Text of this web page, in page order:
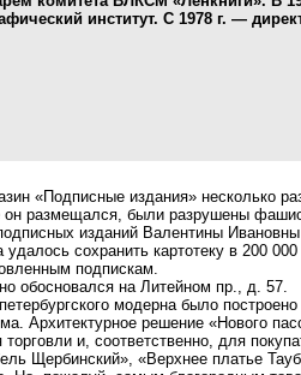
институт. С 1978 г. —
«Подписные издания» несколько
он размещался, были разрушены
изданий Валентины
удалось сохранить картотеку в 200
подпискам.
обосновался на Литейном пр., д. 57.
модерна было
Архитектурное решение «Нового
и, соответственно, для
Щербинский», «Верхнее платье